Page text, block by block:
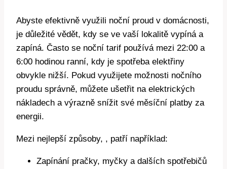
Abyste efektivně využili noční proud v domácnosti,
je důležité vědět, kdy se ve vaší lokalitě vypíná a
zapíná. Často se noční tarif používá mezi 22:00 a
6:00 hodinou ranní, kdy je spotřeba elektřiny
obvykle nižší. Pokud využijete možnosti nočního
proudu správně, můžete ušetřit na elektrických
nákladech a výrazně snížit své měsíční platby za
energii.
Mezi nejlepší způsoby, , patří například:
Zapínání pračky, myčky a dalších spotřebičů